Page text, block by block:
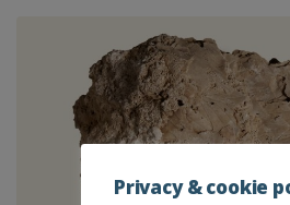
Privacy & cookie